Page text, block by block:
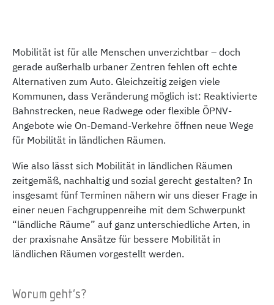
Mobilität ist für alle Menschen unverzichtbar – doch
gerade außerhalb urbaner Zentren fehlen oft echte
Alternativen zum Auto. Gleichzeitig zeigen viele
Kommunen, dass Veränderung möglich ist: Reaktivierte
Bahnstrecken, neue Radwege oder flexible ÖPNV-
Angebote wie On-Demand-Verkehre öffnen neue Wege
für Mobilität in ländlichen Räumen.
Wie also lässt sich Mobilität in ländlichen Räumen
zeitgemäß, nachhaltig und sozial gerecht gestalten? In
insgesamt fünf Terminen nähern wir uns dieser Frage in
einer neuen Fachgruppenreihe mit dem Schwerpunkt
“ländliche Räume” auf ganz unterschiedliche Arten, in
der praxisnahe Ansätze für bessere Mobilität in
ländlichen Räumen vorgestellt werden.
Worum geht's?